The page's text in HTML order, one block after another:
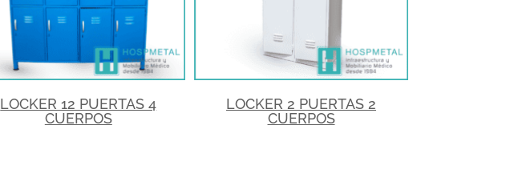
LOCKER 12 PUERTAS 4
CUERPOS
LOCKER 2 PUERTAS 2
CUERPOS